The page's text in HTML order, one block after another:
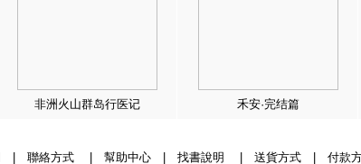
非洲火山群岛行医记 禾安·完结篇
聯絡方式| 幫助中心| 找書說明 送貨方式| 付款